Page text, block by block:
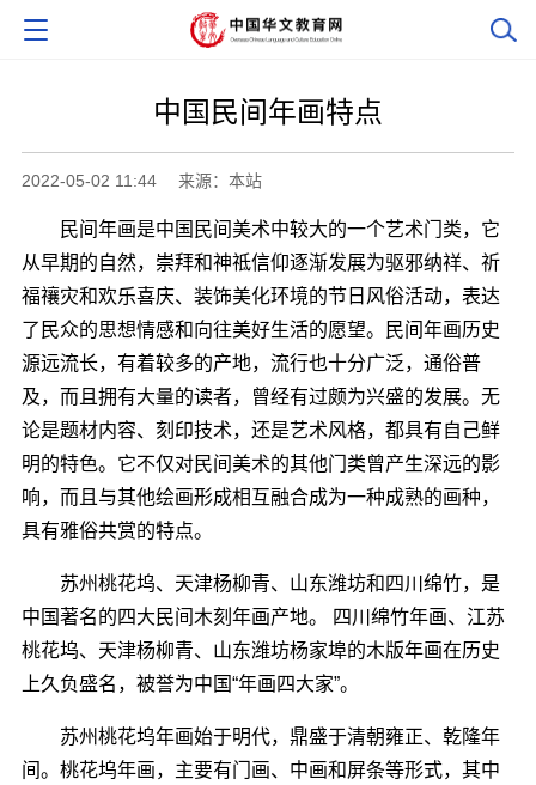
中国民间年画特点
2022-05-02 11:44 来源：本站
民间年画是中国民间美术中较大的一个艺术门类，它
从早期的自然，崇拜和神祗信仰逐渐发展为驱邪纳祥、祈
福禳灾和欢乐喜庆、装饰美化环境的节日风俗活动，表达
了民众的思想情感和向往美好生活的愿望。民间年画历史
源远流长，有着较多的产地，流行也十分广泛，通俗普
及，而且拥有大量的读者，曾经有过颇为兴盛的发展。无
论是题材内容、刻印技术，还是艺术风格，都具有自己鲜
明的特色。它不仅对民间美术的其他门类曾产生深远的影
响，而且与其他绘画形成相互融合成为一种成熟的画种，
具有雅俗共赏的特点。
苏州桃花坞、天津杨柳青、山东潍坊和四川绵竹，是
中国著名的四大民间木刻年画产地。 四川绵竹年画、江苏
桃花坞、天津杨柳青、山东潍坊杨家埠的木版年画在历史
上久负盛名，被誉为中国“年画四大家”。
苏州桃花坞年画始于明代，鼎盛于清朝雍正、乾隆年
间。桃花坞年画，主要有门画、中画和屏条等形式，其中